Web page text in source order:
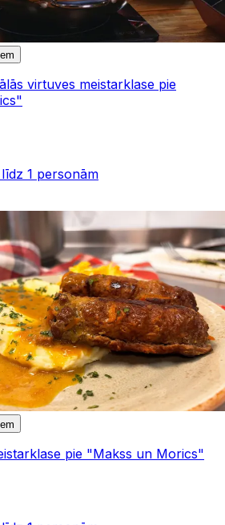
virtuves meistarklase pie
1 personām
pie "Makss un Morics"